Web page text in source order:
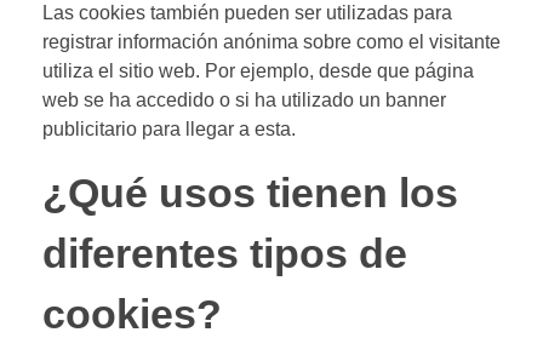
Las cookies también pueden ser utilizadas para
registrar información anónima sobre como el visitante
utiliza el sitio web. Por ejemplo, desde que página
web se ha accedido o si ha utilizado un banner
publicitario para llegar a esta.
¿Qué usos tienen los
diferentes tipos de
cookies?